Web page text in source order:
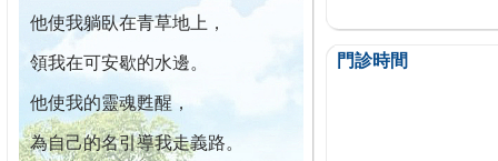
他使我躺臥在青草地上，
領我在可安歇的水邊。
他使我的靈魂甦醒，
為自己的名引導我走義路。
門診時間